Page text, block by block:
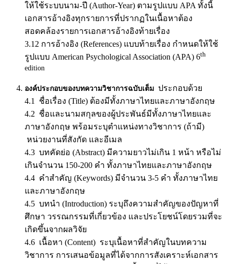
ให้ใช้ระบบนาม-ปี (Author-Year) ตามรูปแบบ APA ทั้งนี้
เอกสารอ้างอิงทุกรายการที่ปรากฏในเนื้อหาต้อง
สอดคล้องรายการเอกสารอ้างอิงท้ายเรื่อง
3.12 การอ้างอิง (References) แบบท้ายเรื่อง กำหนดให้ใช้
รูปแบบ American Psychological Association (APA) 6th
edition
องค์ประกอบของบทความวิชาการฉบับเต็ม ประกอบด้วย
4.1 ชื่อเรื่อง (Title) ต้องมีทั้งภาษาไทยและภาษาอังกฤษ
4.2 ชื่อและนามสกุลของผู้ประพันธ์มีทั้งภาษาไทยและ
ภาษาอังกฤษ พร้อมระบุตำแหน่งทางวิชาการ (ถ้ามี)
หน่วยงานที่สังกัด และอีเมล
4.3 บทคัดย่อ (Abstract) มีความยาวไม่เกิน 1 หน้า หรือไม่
เกินจำนวน 150-200 คำ ทั้งภาษาไทยและภาษาอังกฤษ
4.4 คำสำคัญ (Keywords) มีจำนวน 3-5 คำ ทั้งภาษาไทย
และภาษาอังกฤษ
4.5 บทนำ (Introduction) ระบุถึงความสำคัญของปัญหาที่
ศึกษา วรรณกรรมที่เกี่ยวข้อง และประโยชน์โดยรวมที่จะ
เกิดขึ้นจากผลวิจัย
4.6 เนื้อหา (Content) ระบุเนื้อหาที่สำคัญในบทความ
วิชาการ การเสนอข้อมูลที่ได้จากการสังเคราะห์เอกสาร